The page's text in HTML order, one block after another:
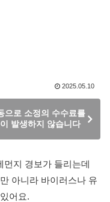
2025.05.10
으로 소정의 수수료를
발생하지 않습니다
먼지 경보가 들리는데
아니라 바이러스나 유
어요.